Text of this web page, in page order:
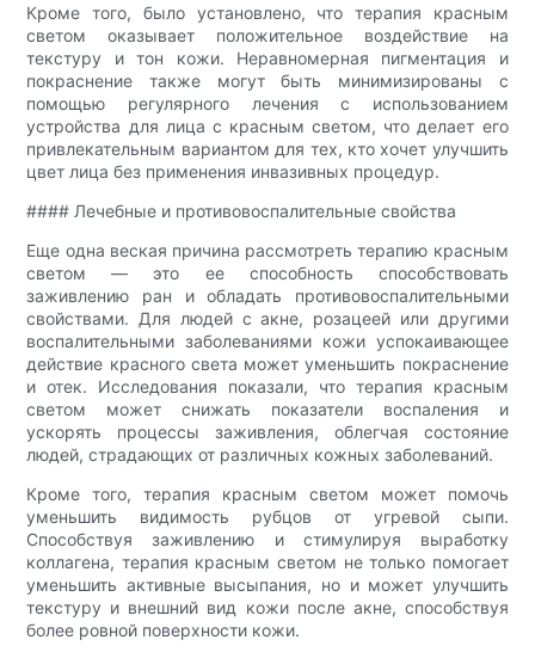
Кроме того, было установлено, что терапия красным
светом оказывает положительное воздействие на
текстуру и тон кожи. Неравномерная пигментация и
покраснение также могут быть минимизированы с
помощью регулярного лечения с использованием
устройства для лица с красным светом, что делает его
привлекательным вариантом для тех, кто хочет улучшить
цвет лица без применения инвазивных процедур.
#### Лечебные и противовоспалительные свойства
Еще одна веская причина рассмотреть терапию красным
светом — это ее способность способствовать
заживлению ран и обладать противовоспалительными
свойствами. Для людей с акне, розацеей или другими
воспалительными заболеваниями кожи успокаивающее
действие красного света может уменьшить покраснение
и отек. Исследования показали, что терапия красным
светом может снижать показатели воспаления и
ускорять процессы заживления, облегчая состояние
людей, страдающих от различных кожных заболеваний.
Кроме того, терапия красным светом может помочь
уменьшить видимость рубцов от угревой сыпи.
Способствуя заживлению и стимулируя выработку
коллагена, терапия красным светом не только помогает
уменьшить активные высыпания, но и может улучшить
текстуру и внешний вид кожи после акне, способствуя
более ровной поверхности кожи.